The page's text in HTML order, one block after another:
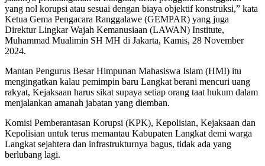
yang nol korupsi atau sesuai dengan biaya objektif konstruksi,” kata
Ketua Gema Pengacara Ranggalawe (GEMPAR) yang juga
Direktur Lingkar Wajah Kemanusiaan (LAWAN) Institute,
Muhammad Mualimin SH MH di Jakarta, Kamis, 28 November
2024.
Mantan Pengurus Besar Himpunan Mahasiswa Islam (HMI) itu
mengingatkan kalau pemimpin baru Langkat berani mencuri uang
rakyat, Kejaksaan harus sikat supaya setiap orang taat hukum dalam
menjalankan amanah jabatan yang diemban.
Komisi Pemberantasan Korupsi (KPK), Kepolisian, Kejaksaan dan
Kepolisian untuk terus memantau Kabupaten Langkat demi warga
Langkat sejahtera dan infrastrukturnya bagus, tidak ada yang
berlubang lagi.